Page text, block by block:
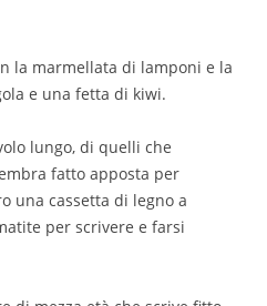
la marmellata di lamponi e la
e una fetta di kiwi.
lungo, di quelli che
fatto apposta per
una cassetta di legno a
per scrivere e farsi